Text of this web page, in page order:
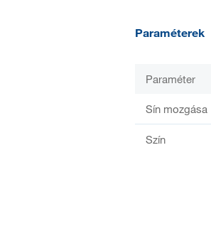
Paraméterek
Paraméter
Sín mozgása
Szín